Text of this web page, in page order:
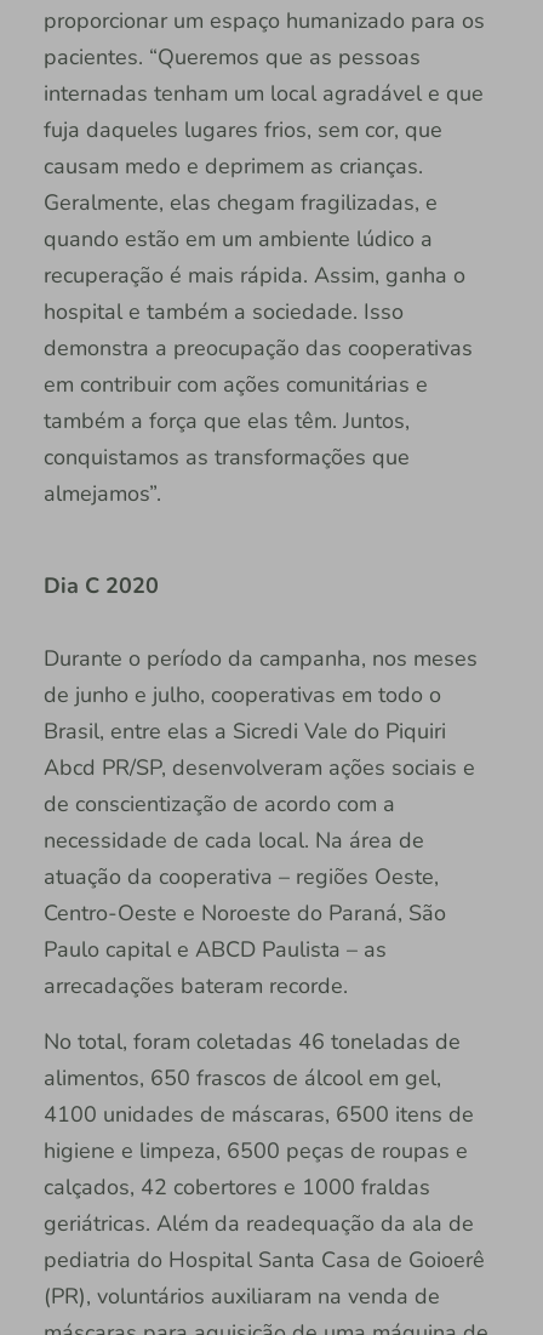
proporcionar um espaço humanizado para os
pacientes. “Queremos que as pessoas
internadas tenham um local agradável e que
fuja daqueles lugares frios, sem cor, que
causam medo e deprimem as crianças.
Geralmente, elas chegam fragilizadas, e
quando estão em um ambiente lúdico a
recuperação é mais rápida. Assim, ganha o
hospital e também a sociedade. Isso
demonstra a preocupação das cooperativas
em contribuir com ações comunitárias e
também a força que elas têm. Juntos,
conquistamos as transformações que
almejamos”.
Dia C 2020
Durante o período da campanha, nos meses
de junho e julho, cooperativas em todo o
Brasil, entre elas a Sicredi Vale do Piquiri
Abcd PR/SP, desenvolveram ações sociais e
de conscientização de acordo com a
necessidade de cada local. Na área de
atuação da cooperativa – regiões Oeste,
Centro-Oeste e Noroeste do Paraná, São
Paulo capital e ABCD Paulista – as
arrecadações bateram recorde.
No total, foram coletadas 46 toneladas de
alimentos, 650 frascos de álcool em gel,
4100 unidades de máscaras, 6500 itens de
higiene e limpeza, 6500 peças de roupas e
calçados, 42 cobertores e 1000 fraldas
geriátricas. Além da readequação da ala de
pediatria do Hospital Santa Casa de Goioerê
(PR), voluntários auxiliaram na venda de